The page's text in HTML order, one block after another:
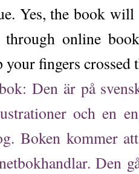
Yes, the book
through online
your fingers
Den är på
och en
Boken kommer
Den